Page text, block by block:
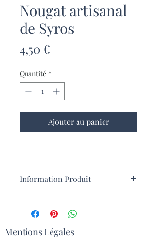
Nougat artisanal
de Syros
4,50 €
Quantité *
Ajouter au panier
Information Produit
Syros produit traditionnellement la
halvadopita, une pâtisserie qui
ressemble à une tarte ronde de 12 cm
de large et de 2 cm d'épaisseur. Elle est
Mentions Légales